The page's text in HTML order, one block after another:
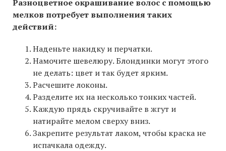
Разноцветное окрашивание волос с помощью
мелков потребует выполнения таких
действий:
Наденьте накидку и перчатки.
Намочите шевелюру. Блондинки могут этого
не делать: цвет и так будет ярким.
Расчешите локоны.
Разделите их на несколько тонких частей.
Каждую прядь скручивайте в жгут и
натирайте мелом сверху вниз.
Закрепите результат лаком, чтобы краска не
испачкала одежду.